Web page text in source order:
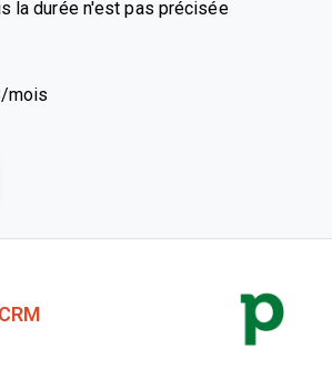
la durée n'est pas précisée
mois